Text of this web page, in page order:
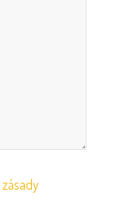
zásady